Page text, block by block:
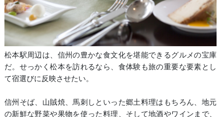
松本駅周辺は、信州の豊かな食文化を堪能できるグルメの宝庫
だ。せっかく松本を訪れるなら、食体験も旅の重要な要素とし
て宿選びに反映させたい。
信州そば、山賊焼、馬刺しといった郷土料理はもちろん、地元
の新鮮な野菜や果物を使った料理、そして地酒やワインまで、